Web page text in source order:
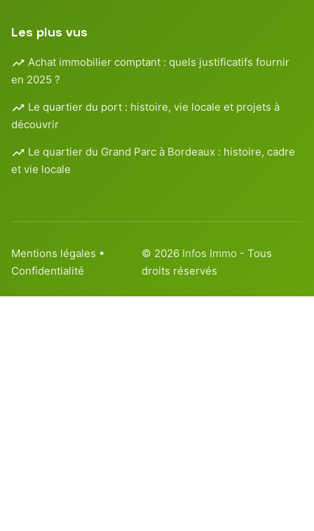
Les plus vus
Achat immobilier comptant : quels justificatifs fournir
en 2025 ?
Le quartier du port : histoire, vie locale et projets à
découvrir
Le quartier du Grand Parc à Bordeaux : histoire, cadre
et vie locale
Mentions légales •
Confidentialité
© 2026 Infos Immo - Tous
droits réservés